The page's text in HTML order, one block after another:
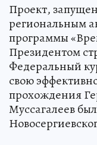
Проект,
региональным
программы
Президентом
Федеральный
свою
прохождения
Муссагалеев